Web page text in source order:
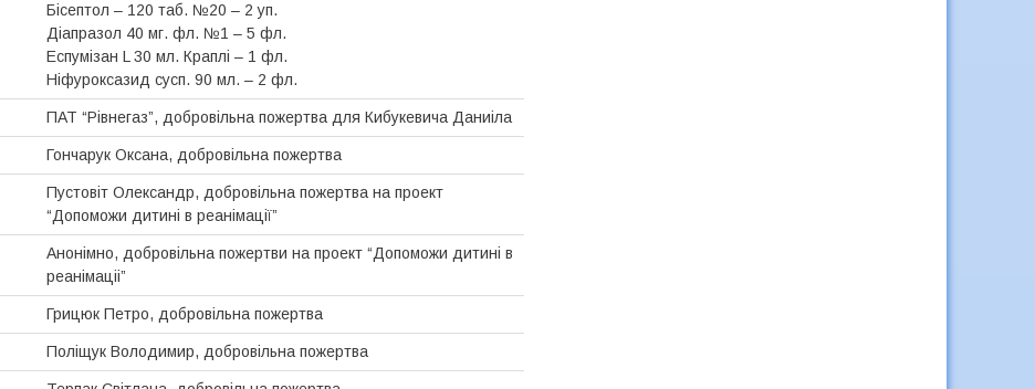
Бісептол – 120 таб. №20 – 2 уп.
Діапразол 40 мг. фл. №1 – 5 фл.
Еспумізан L 30 мл. Краплі – 1 фл.
Ніфуроксазид сусп. 90 мл. – 2 фл.
ПАТ “Рівнегаз”, добровільна пожертва для Кибукевича Даниіла
Гончарук Оксана, добровільна пожертва
Пустовіт Олександр, добровiльна пожертва на проект
“Допоможи дитинi в реанiмацiї”
Анонімно, добровiльна пожертви на проект “Допоможи дитинi в
реанiмацii”
Грицюк Петро, добровільна пожертва
Поліщук Володимир, добровільна пожертва